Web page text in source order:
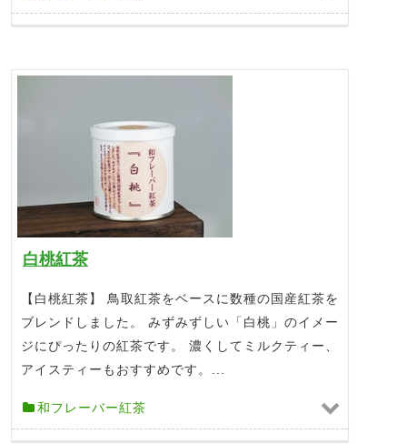
白桃紅茶
【白桃紅茶】 鳥取紅茶をベースに数種の国産紅茶を
ブレンドしました。 みずみずしい「白桃」のイメー
ジにぴったりの紅茶です。 濃くしてミルクティー、
アイスティーもおすすめです。...
和フレーバー紅茶